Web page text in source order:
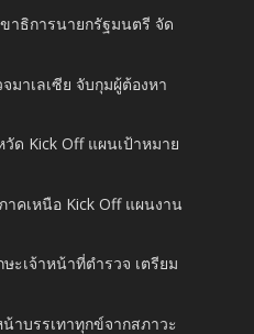
าธิการนายกรัฐมนตรี จัด
มาเลเซีย จับกุมผู้ต้องหา
ด Kick Off แผนเป้าหมาย
าคเหนือ Kick Off แผนงาน
ะเจ้าหน้าที่ตำรวจ เตรียม
าบรรเทาทุกข์จากสภาวะ